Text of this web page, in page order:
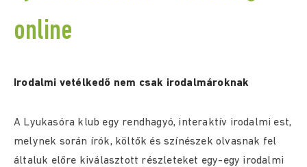
online
Irodalmi vetélkedő nem csak irodalmároknak
A Lyukasóra klub egy rendhagyó, interaktív irodalmi est,
melynek során írók, költők és színészek olvasnak fel
általuk előre kiválasztott részleteket egy-egy irodalmi